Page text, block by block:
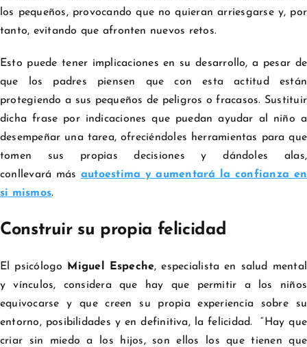
los pequeños, provocando que no quieran arriesgarse y, por
tanto, evitando que afronten nuevos retos.
Esto puede tener implicaciones en su desarrollo, a pesar de
que los padres piensen que con esta actitud están
protegiendo a sus pequeños de peligros o fracasos. Sustituir
dicha frase por indicaciones que puedan ayudar al niño a
desempeñar una tarea, ofreciéndoles herramientas para que
tomen sus propias decisiones y dándoles alas,
conllevará más autoestima y aumentará la confianza en
si mismos.
Construir su propia felicidad
El psicólogo Miguel Espeche, especialista en salud mental
y vínculos, considera que hay que permitir a los niños
equivocarse y que creen su propia experiencia sobre su
entorno, posibilidades y en definitiva, la felicidad. “Hay que
criar sin miedo a los hijos, son ellos los que tienen que